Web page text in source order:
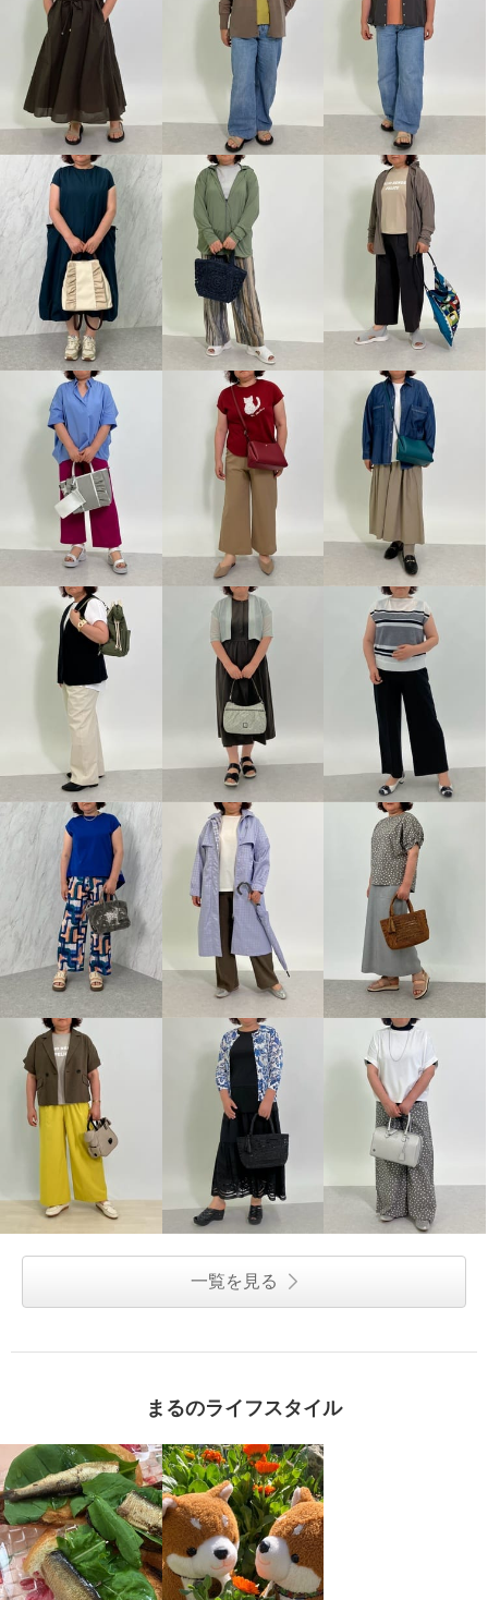
一覧を見る
まるのライフスタイル